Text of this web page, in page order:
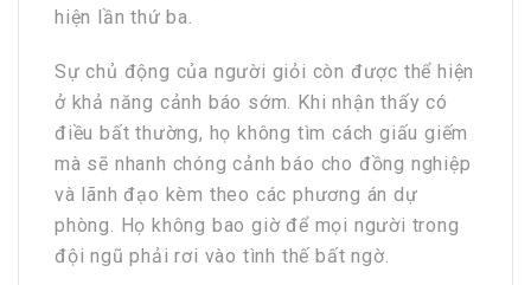
hiện lần thứ ba.
Sự chủ động của người giỏi còn được thể hiện
ở khả năng cảnh báo sớm. Khi nhận thấy có
điều bất thường, họ không tìm cách giấu giếm
mà sẽ nhanh chóng cảnh báo cho đồng nghiệp
và lãnh đạo kèm theo các phương án dự
phòng. Họ không bao giờ để mọi người trong
đội ngũ phải rơi vào tình thế bất ngờ.